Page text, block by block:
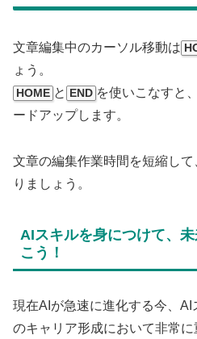
文章編集中のカーソル移動は
ょう。
HOME と END を使いこなすと
ードアップします。
文章の編集作業時間を短縮し
りましょう。
AIスキルを身につけて、
こう！
現在AIが急速に進化する今、
のキャリア形成において非常に